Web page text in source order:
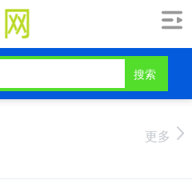
搜索
更多